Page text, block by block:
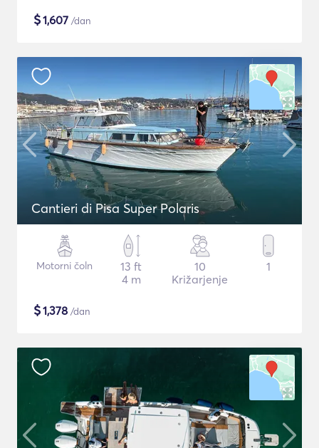
$1,607 /dan
Cantieri di Pisa Super Polaris
Motorni čoln
13 ft
4 m
10
Križarjenje
1
$1,378 /dan